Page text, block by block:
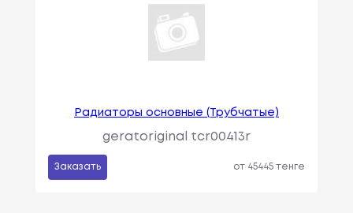
Радиаторы основные (Трубчатые)
geratoriginal tcr00413r
Заказать от 45445 тенге